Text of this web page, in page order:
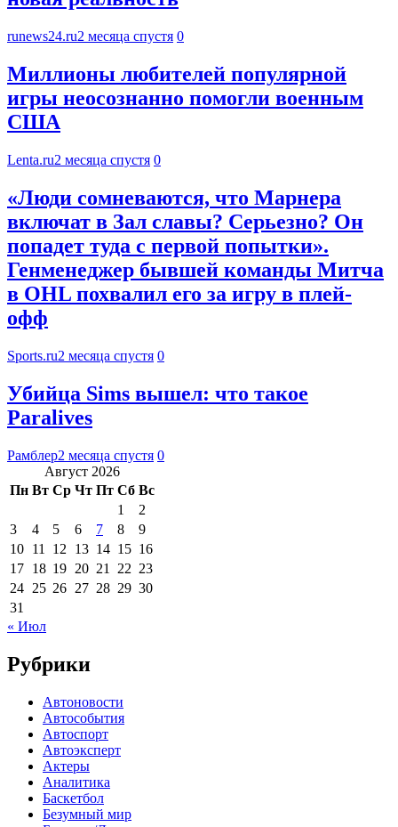
runews24.ru2 месяца спустя 0
Миллионы любителей популярной
игры неосознанно помогли военным
США
Lenta.ru2 месяца спустя 0
«Люди сомневаются, что Марнера
включат в Зал славы? Серьезно? Он
попадет туда с первой попытки».
Генменеджер бывшей команды Митча
в OHL похвалил его за игру в плей-
офф
Sports.ru2 месяца спустя 0
Убийца Sims вышел: что такое
Paralives
Рамблер2 месяца спустя 0
Август 2026
Пн Вт Ср Чт Пт Сб Вс
1
2
3
4 5 6 7 8
9
10 11 12 13 14 15 16
17 18 19 20 21 22 23
24 25 26 27 28 29 30
31
« Июл
Рубрики
Автоновости
Автособытия
Автоспорт
Автоэксперт
Актеры
Аналитика
Баскетбол
Безумный мир